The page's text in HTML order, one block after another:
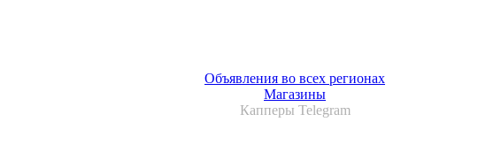
Объявления во всех регионах
Магазины
Капперы Telegram